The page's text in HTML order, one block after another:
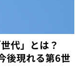
代」とは？
現れる第6世